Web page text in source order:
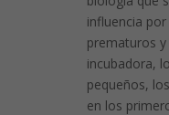
influencia
prematuros
incubadora,
pequeños,
en los